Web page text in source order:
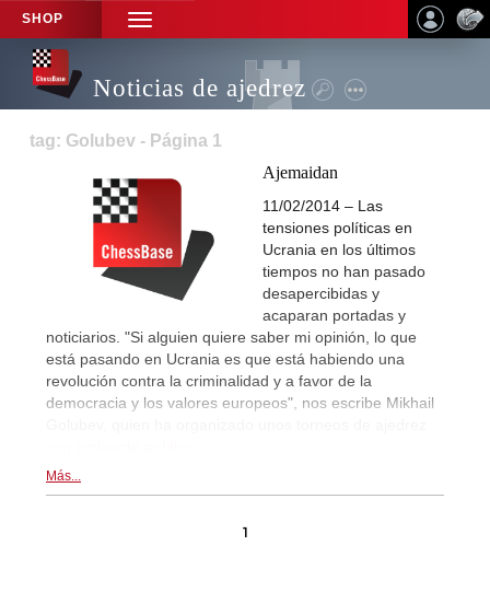
SHOP
TOGGLE
NAVIGATION
Noticias de ajedrez
tag: Golubev - Página 1
Ajemaidan
11/02/2014 – Las
tensiones políticas en
Ucrania en los últimos
tiempos no han pasado
desapercibidas y
acaparan portadas y
noticiarios. "Si alguien quiere saber mi opinión, lo que
está pasando en Ucrania es que está habiendo una
revolución contra la criminalidad y a favor de la
democracia y los valores europeos", nos escribe Mikhail
Más...
1